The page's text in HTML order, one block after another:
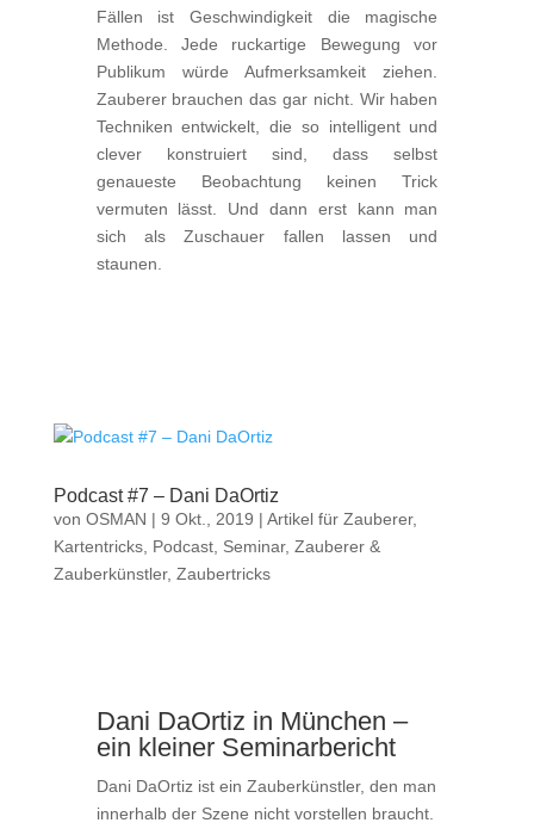
Fällen ist Geschwindigkeit die magische
Methode. Jede ruckartige Bewegung vor
Publikum würde Aufmerksamkeit ziehen.
Zauberer brauchen das gar nicht. Wir haben
Techniken entwickelt, die so intelligent und
clever konstruiert sind, dass selbst
genaueste Beobachtung keinen Trick
vermuten lässt. Und dann erst kann man
sich als Zuschauer fallen lassen und
staunen.
Podcast #7 – Dani DaOrtiz
von OSMAN | 9 Okt., 2019 | Artikel für Zauberer,
Kartentricks, Podcast, Seminar, Zauberer &
Zauberkünstler, Zaubertricks
Dani DaOrtiz in München –
ein kleiner Seminarbericht
Dani DaOrtiz ist ein Zauberkünstler, den man
innerhalb der Szene nicht vorstellen braucht.